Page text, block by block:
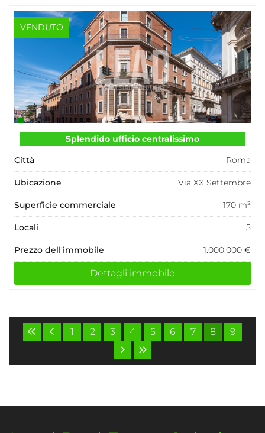
VENDUTO
Splendido ufficio centralissimo
Città
Roma
Ubicazione Via XX Settembre
Superficie commerciale 170 m²
Locali 5
Prezzo dell'immobile 1.000.000 €
Dettagli immobile
1 2 3 4 5 6 7 8 9